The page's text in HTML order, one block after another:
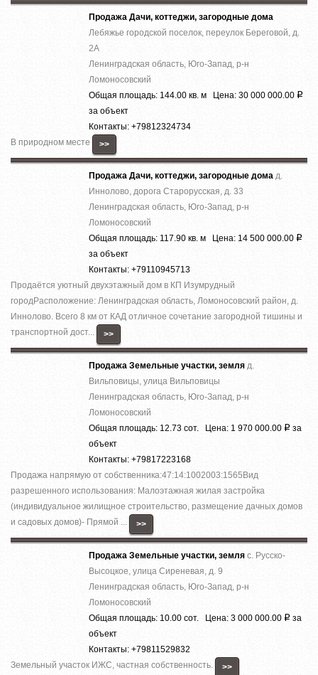
Продажа Дачи, коттеджи, загородные дома
Лебяжье городской поселок, переулок Береговой, д.
2А
Ленинградская область, Юго-Запад, р-н
Ломоносовский
Общая площадь: 144.00 кв. м Цена: 30 000 000.00 Р
за объект
Контакты: +79812324734
В природном месте
>>
Продажа Дачи, коттеджи, загородные дома д.
Иннолово, дорога Старорусская, д. 33
Ленинградская область, Юго-Запад, р-н
Ломоносовский
Общая площадь: 117.90 кв. м Цена: 14 500 000.00 Р
за объект
Контакты: +79110945713
Продаётся уютный двухэтажный дом в КП Изумрудный
городРасположение: Ленинградская область, Ломоносовский район, д.
Иннолово. Всего 8 км от КАД отличное сочетание загородной тишины и
транспортной дост...
>>
Продажа Земельные участки, земля д.
Вильповицы, улица Вильповицы
Ленинградская область, Юго-Запад, р-н
Ломоносовский
Общая площадь: 12.73 сот. Цена: 1 970 000.00 Р за
объект
Контакты: +79817223168
Продажа напрямую от собственника:47:14:1002003:1565Вид
разрешенного использования: Малоэтажная жилая застройка
(индивидуальное жилищное строительство, размещение дачных домов
и садовых домов)- Прямой ...
>>
Продажа Земельные участки, земля с. Русско-
Высоцкое, улица Сиреневая, д. 9
Ленинградская область, Юго-Запад, р-н
Ломоносовский
Общая площадь: 10.00 сот. Цена: 3 000 000.00 Р за
объект
Контакты: +79811529832
Земельный участок ИЖС, частная собственность.
>>